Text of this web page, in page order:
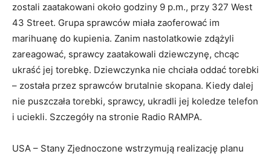
zostali zaatakowani około godziny 9 p.m., przy 327 West
43 Street. Grupa sprawców miała zaoferować im
marihuanę do kupienia. Zanim nastolatkowie zdążyli
zareagować, sprawcy zaatakowali dziewczynę, chcąc
ukraść jej torebkę. Dziewczynka nie chciała oddać torebki
– została przez sprawców brutalnie skopana. Kiedy dalej
nie puszczała torebki, sprawcy, ukradli jej koledze telefon
i uciekli. Szczegóły na stronie Radio RAMPA.
USA – Stany Zjednoczone wstrzymują realizację planu